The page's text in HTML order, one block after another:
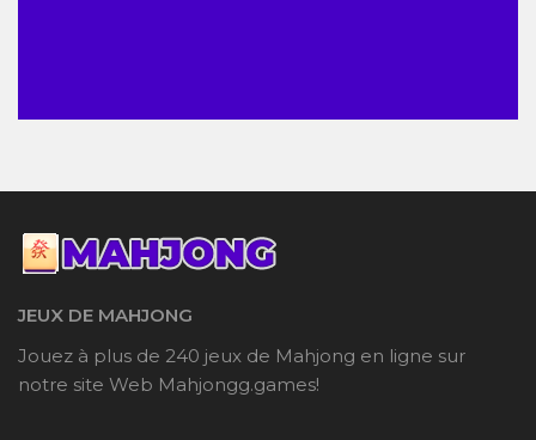
JEUX DE MAHJONG
Jouez à plus de 240 jeux de Mahjong en ligne sur
notre site Web Mahjongg.games!